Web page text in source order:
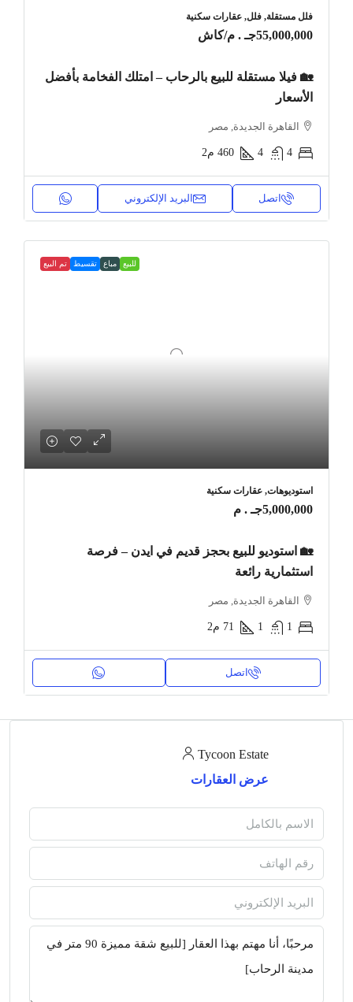
فلل مستقلة, فلل, عقارات سكنية
55,000,000جـ . م /كاش
🏡 فيلا مستقلة للبيع بالرحاب – امتلك الفخامة بأفضل
الأسعار
القاهرة الجديدة, مصر
4
4
460 م2
اتصل البريد الإلكتروني
للبيع مباع تقسيط تم البيع
استوديوهات, عقارات سكنية
5,000,000جـ . م
🏡 استوديو للبيع بحجز قديم في ايدن – فرصة
استثمارية رائعة
القاهرة الجديدة, مصر
1
1
71 م2
اتصل
Tycoon Estate
عرض العقارات